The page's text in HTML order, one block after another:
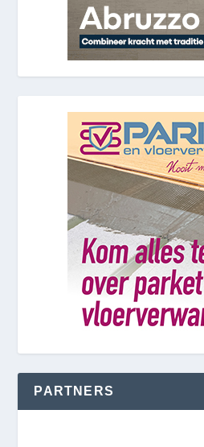
PARTNERS